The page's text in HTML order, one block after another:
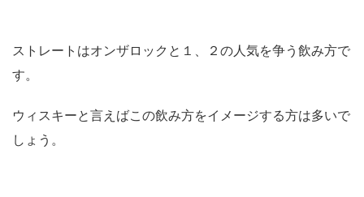
ストレートはオンザロックと１、２の人気を争う飲み方で
す。
ウィスキーと言えばこの飲み方をイメージする方は多いで
しょう。